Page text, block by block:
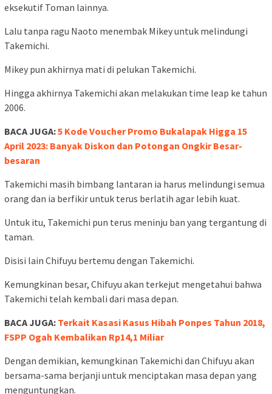
eksekutif Toman lainnya.
Lalu tanpa ragu Naoto menembak Mikey untuk melindungi
Takemichi.
Mikey pun akhirnya mati di pelukan Takemichi.
Hingga akhirnya Takemichi akan melakukan time leap ke tahun
2006.
BACA JUGA:5 Kode Voucher Promo Bukalapak Higga 15
April 2023: Banyak Diskon dan Potongan Ongkir Besar-
besaran
Takemichi masih bimbang lantaran ia harus melindungi semua
orang dan ia berfikir untuk terus berlatih agar lebih kuat.
Untuk itu, Takemichi pun terus meninju ban yang tergantung di
taman.
Disisi lain Chifuyu bertemu dengan Takemichi.
Kemungkinan besar, Chifuyu akan terkejut mengetahui bahwa
Takemichi telah kembali dari masa depan.
BACA JUGA: Terkait Kasasi Kasus Hibah Ponpes Tahun 2018,
FSPP Ogah Kembalikan Rp14,1 Miliar
Dengan demikian, kemungkinan Takemichi dan Chifuyu akan
bersama-sama berjanji untuk menciptakan masa depan yang
menguntungkan.